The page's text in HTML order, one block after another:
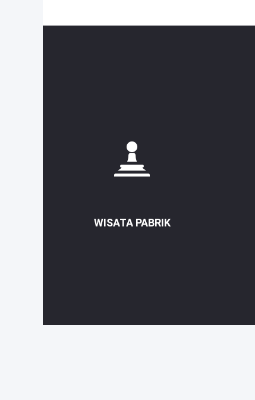
WISATA PABRIK